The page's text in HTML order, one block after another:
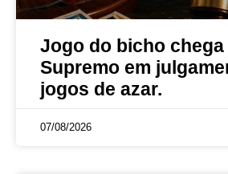
Jogo do bicho chega
Supremo em
jogos de azar.
07/08/2026